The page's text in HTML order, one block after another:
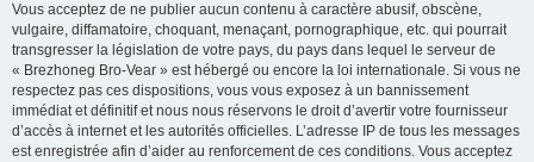
Vous acceptez de ne publier aucun contenu à caractère abusif, obscène,
vulgaire, diffamatoire, choquant, menaçant, pornographique, etc. qui pourrait
transgresser la législation de votre pays, du pays dans lequel le serveur de
« Brezhoneg Bro-Vear » est hébergé ou encore la loi internationale. Si vous ne
respectez pas ces dispositions, vous vous exposez à un bannissement
immédiat et définitif et nous nous réservons le droit d’avertir votre fournisseur
d’accès à internet et les autorités officielles. L’adresse IP de tous les messages
est enregistrée afin d’aider au renforcement de ces conditions. Vous acceptez